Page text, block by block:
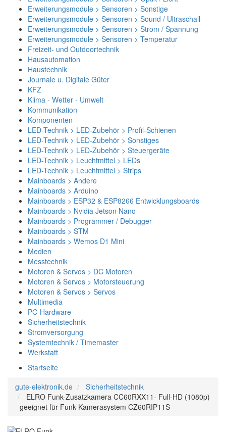
Erweiterungsmodule > Sensoren > Sonstige
Erweiterungsmodule > Sensoren > Sound / Ultraschall
Erweiterungsmodule > Sensoren > Strom / Spannung
Erweiterungsmodule > Sensoren > Temperatur
Freizeit- und Outdoortechnik
Hausautomation
Haustechnik
Journale u. Digitale Güter
KFZ
Klima - Wetter - Umwelt
Kommunikation
Komponenten
LED-Technik > LED-Zubehör > Profil-Schienen
LED-Technik > LED-Zubehör > Sonstiges
LED-Technik > LED-Zubehör > Steuergeräte
LED-Technik > Leuchtmittel > LEDs
LED-Technik > Leuchtmittel > Strips
Mainboards > Andere
Mainboards > Arduino
Mainboards > ESP32 & ESP8266 Entwicklungsboards
Mainboards > Nvidia Jetson Nano
Mainboards > Programmer / Debugger
Mainboards > STM
Mainboards > Wemos D1 Mini
Medien
Messtechnik
Motoren & Servos > DC Motoren
Motoren & Servos > Motorsteuerung
Motoren & Servos > Servos
Multimedia
PC-Hardware
Sicherheitstechnik
Stromversorgung
Systemtechnik / Timemaster
Werkstatt
Startseite
gute-elektronik.de
Sicherheitstechnik
ELRO Funk-Zusatzkamera CC60RXX11- Full-HD (1080p)
- geeignet für Funk-Kamerasystem CZ60RIP11S